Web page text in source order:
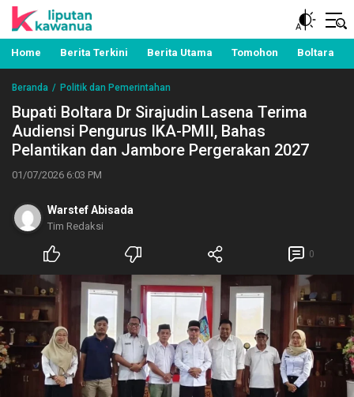
Liputan Kawanua
Berita Manado, Sulawesi Utara, Kawanua, Politik,
Pemerintahan, Hukum Kriminal dan Nasional
Home Berita Terkini Berita Utama Tomohon Boltara
Beranda Politik dan Pemerintahan
Bupati Boltara Dr Sirajudin Lasena Terima
Audiensi Pengurus IKA-PMII, Bahas
Pelantikan dan Jambore Pergerakan 2027
01/07/2026 6:03 PM
Warstef Abisada
Tim Redaksi
0